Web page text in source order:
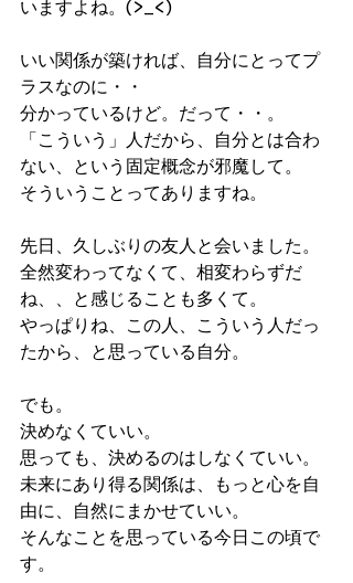
いますよね。(>_<)
いい関係が築ければ、自分にとってプ
ラスなのに・・
分かっているけど。だって・・。
「こういう」人だから、自分とは合わ
ない、という固定概念が邪魔して。
そういうことってありますね。
先日、久しぶりの友人と会いました。
全然変わってなくて、相変わらずだ
ね、、と感じることも多くて。
やっぱりね、この人、こういう人だっ
たから、と思っている自分。
でも。
決めなくていい。
思っても、決めるのはしなくていい。
未来にあり得る関係は、もっと心を自
由に、自然にまかせていい。
そんなことを思っている今日この頃で
す。